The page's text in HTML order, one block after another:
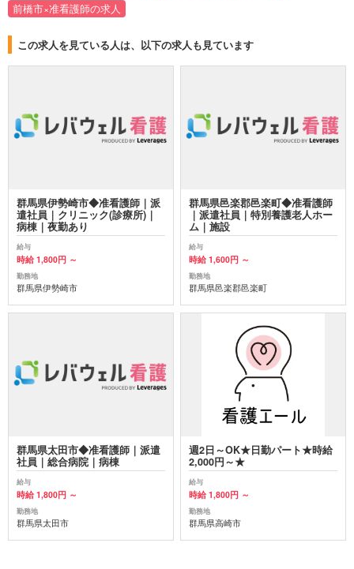
前橋市×准看護師の求人
この求人を見ている人は、以下の求人も見ています
群馬県伊勢崎市◆准看護師｜派
遣社員｜クリニック(診療所)｜
病棟｜夜勤あり
給与
時給 1,800円 ～
勤務地
群馬県伊勢崎市
群馬県邑楽郡邑楽町◆准看護師
｜派遣社員｜特別養護老人ホー
ム｜施設
給与
時給 1,600円 ～
勤務地
群馬県邑楽郡邑楽町
群馬県太田市◆准看護師｜派遣
社員｜総合病院｜病棟
給与
時給 1,800円 ～
勤務地
群馬県太田市
週2日～OK★日勤パート★時給
2,000円～★
給与
時給 1,800円 ～
勤務地
群馬県高崎市